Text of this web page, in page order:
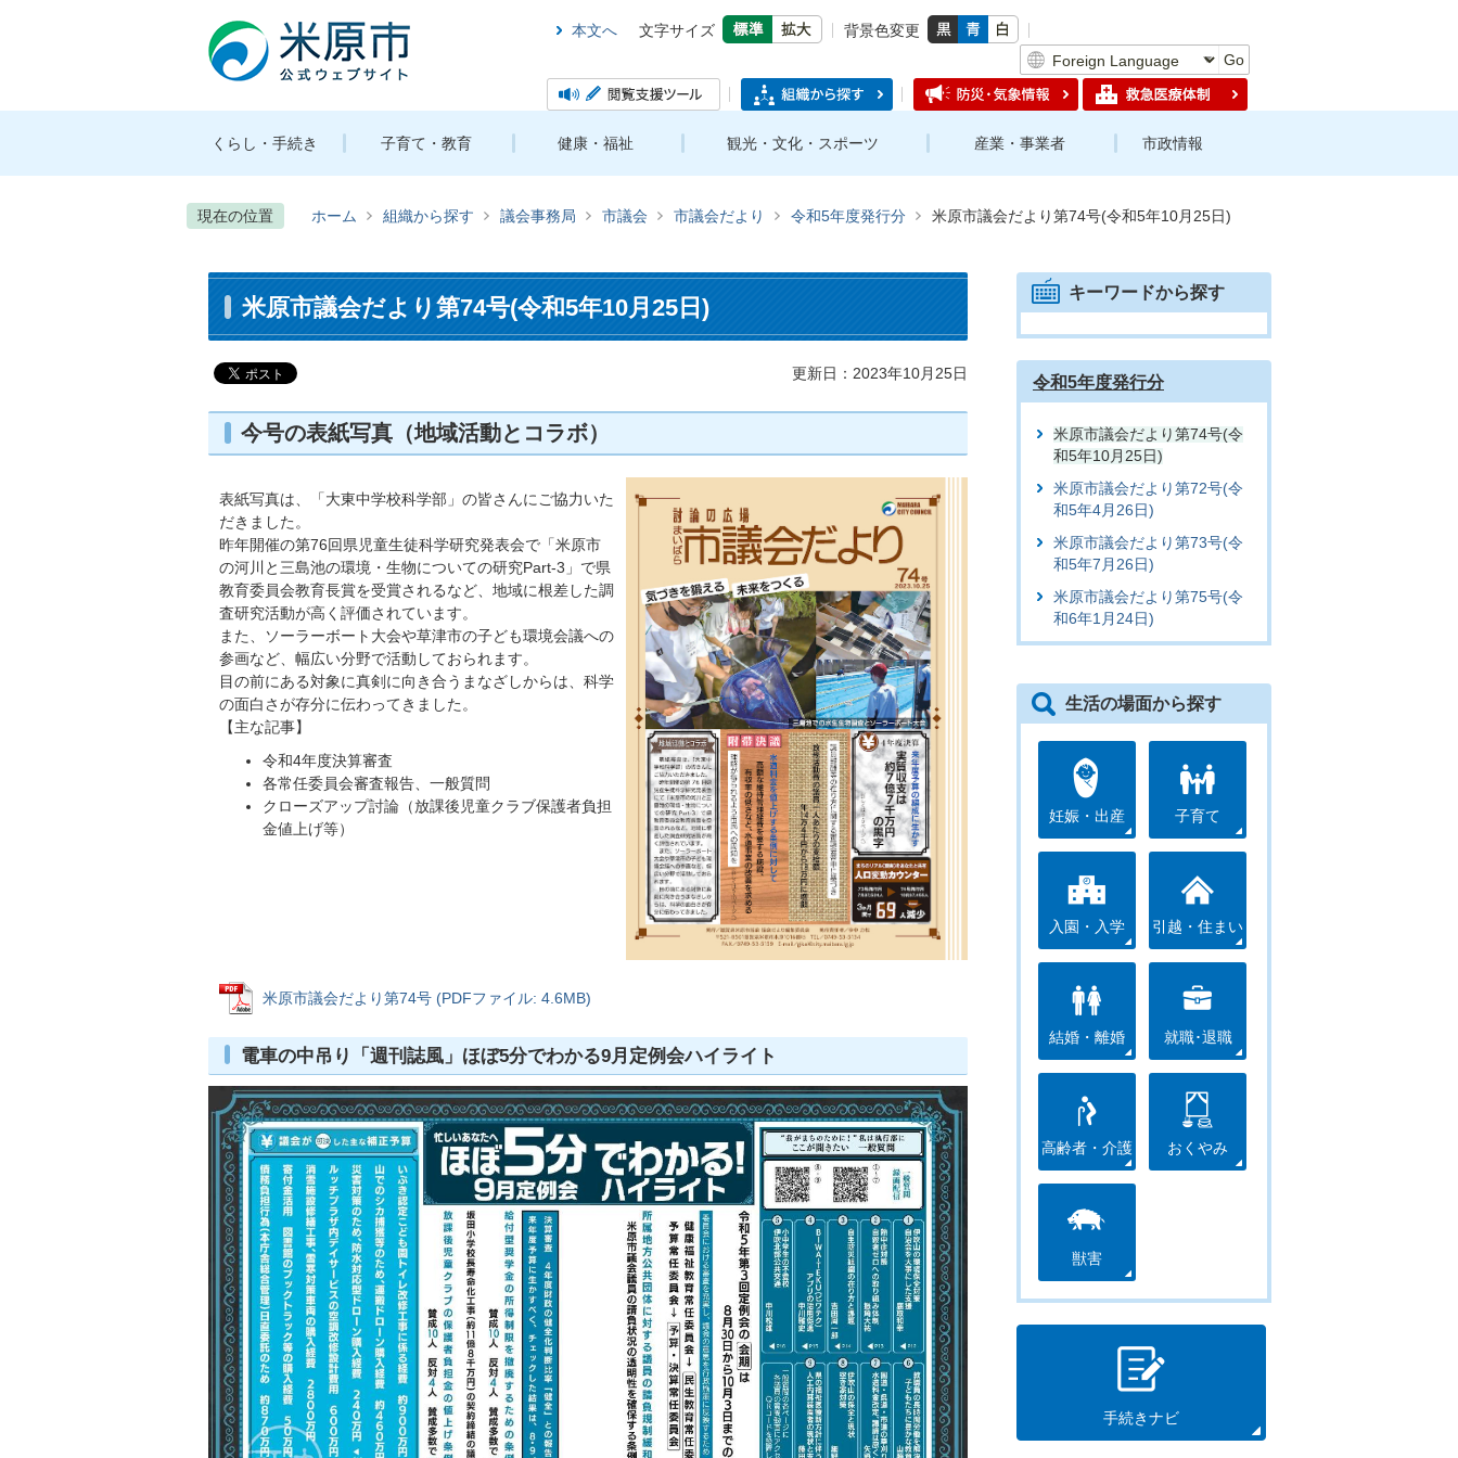
本文へ 文字サイズ
背景色変更
Go
くらし・手続き 子育て・教育 健康・福祉 観光・文化・スポーツ 産業・事業者 市政情報
現在の位置 ホーム 組織から探す 議会事務局 市議会 市議会だより 令和5年度発行分 米原市議会だより第74号(令和5年10月25日)
米原市議会だより第74号(令和5年10月25日)
更新日：2023年10月25日
今号の表紙写真（地域活動とコラボ）
表紙写真は、「大東中学校科学部」の皆さんにご協力いた
だきました。
昨年開催の第76回県児童生徒科学研究発表会で「米原市
の河川と三島池の環境・生物についての研究Part-3」で県
教育委員会教育長賞を受賞されるなど、地域に根差した調
査研究活動が高く評価されています。
また、ソーラーボート大会や草津市の子ども環境会議への
参画など、幅広い分野で活動しておられます。
目の前にある対象に真剣に向き合うまなざしからは、科学
の面白さが存分に伝わってきました。
【主な記事】
令和4年度決算審査
各常任委員会審査報告、一般質問
クローズアップ討論（放課後児童クラブ保護者負担
金値上げ等）
米原市議会だより第74号 (PDFファイル: 4.6MB)
電車の中吊り「週刊誌風」ほぼ5分でわかる9月定例会ハイライト
キーワードから探す
令和5年度発行分
米原市議会だより第74号(令
和5年10月25日)
米原市議会だより第72号(令
和5年4月26日)
米原市議会だより第73号(令
和5年7月26日)
米原市議会だより第75号(令
和6年1月24日)
生活の場面から探す
妊娠・出産 子育て
入園・入学 引越・住まい
結婚・離婚 就職･退職
高齢者・介護 おくやみ
獣害
手続きナビ